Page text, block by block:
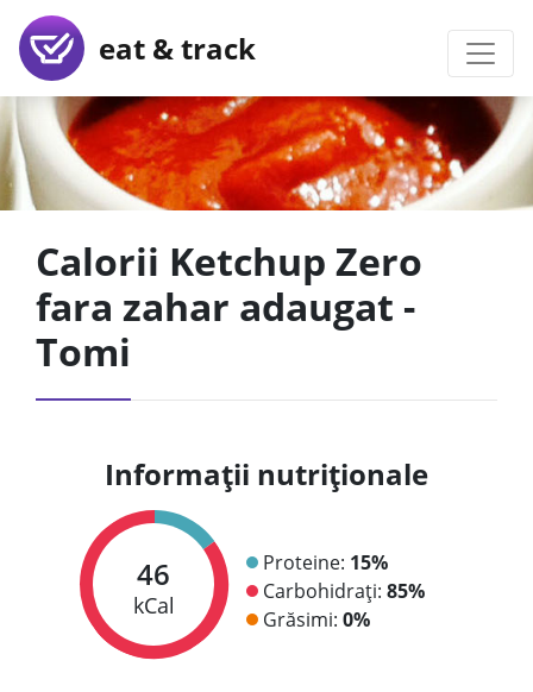
eat & track
Calorii Ketchup Zero
fara zahar adaugat -
Tomi
Informații nutriționale
46
kCal
Proteine: 15%
Carbohidrați: 85%
Grăsimi: 0%